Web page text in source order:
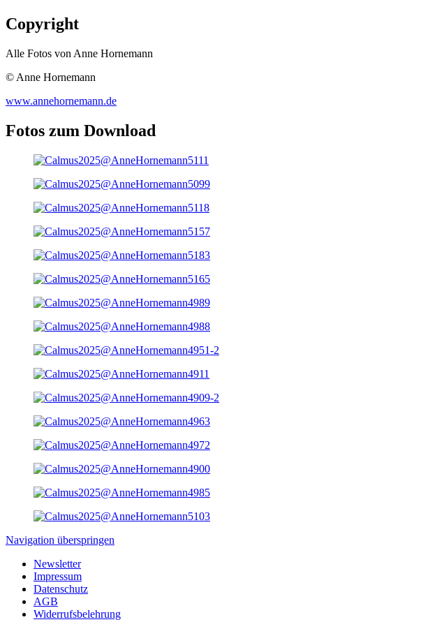
Copyright
Alle Fotos von Anne Hornemann
© Anne Hornemann
www.annehornemann.de
Fotos zum Download
Navigation überspringen
Newsletter
Impressum
Datenschutz
AGB
Widerrufsbelehrung